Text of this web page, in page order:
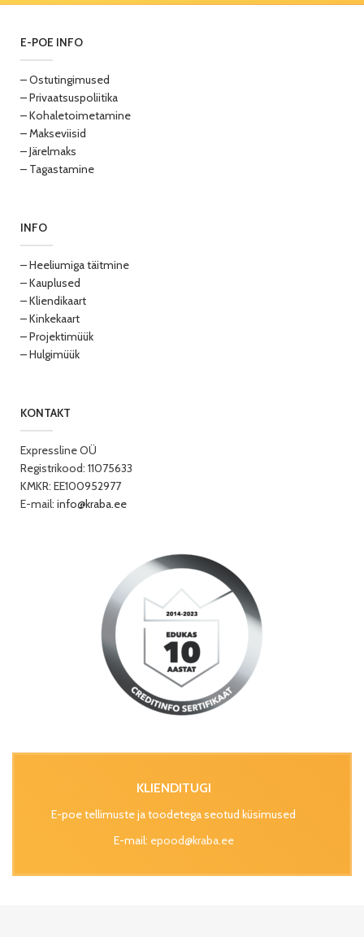
E-POE INFO
– Ostutingimused
– Privaatsuspoliitika
– Kohaletoimetamine
– Makseviisid
– Järelmaks
– Tagastamine
INFO
– Heeliumiga täitmine
– Kauplused
– Kliendikaart
– Kinkekaart
– Projektimüük
– Hulgimüük
KONTAKT
Expressline OÜ
Registrikood: 11075633
KMKR: EE100952977
E-mail: info@kraba.ee
KLIENDITUGI
E-poe tellimuste ja toodetega seotud küsimused
E-mail: epood@kraba.ee